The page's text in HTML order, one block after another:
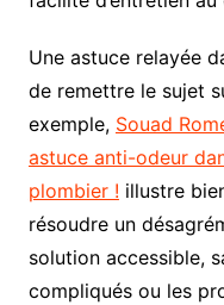
Une astuce relayée
de remettre le sujet
exemple, Souad
astuce anti-odeur
plombier ! illustre
résoudre un
solution accessible,
compliqués ou les